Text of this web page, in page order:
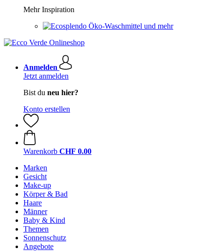
Mehr Inspiration
Öko-Waschmittel und mehr
Anmelden
Jetzt anmelden
Bist du neu hier?
Konto erstellen
Warenkorb CHF 0.00
Marken
Gesicht
Make-up
Körper & Bad
Haare
Männer
Baby & Kind
Themen
Sonnenschutz
Angebote